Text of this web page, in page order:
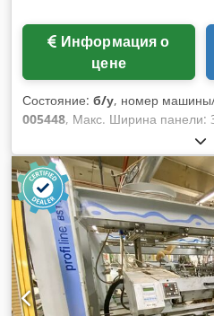
цене
Состояние: б/у, номер машины/
005448, Макс. Ширина панели:
панели: 1350 мм
форсунок: 24